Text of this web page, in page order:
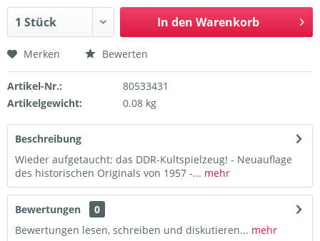
In den Warenkorb
Merken Bewerten
Artikel-Nr.:
80533431
Artikelgewicht:
0.08 kg
Beschreibung
Wieder aufgetaucht: das DDR-Kultspielzeug! - Neuauflage
des historischen Originals von 1957 -... mehr
Bewertungen
0
Bewertungen lesen, schreiben und diskutieren... mehr